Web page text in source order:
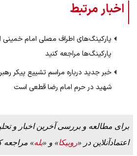
اخبار مرتبط
پارکینگ‌های اطراف مصلی امام خمینی
پارکینگ‌ها مراجعه کنید
خبر جدید درباره مراسم تشییع پیکر
شهید در حرم امام رضا قطعی است
برای مطالعه و بررسی آخرین اخبار و
اعتمادآنلاین در «روبیکا» و «بله» مراجعه